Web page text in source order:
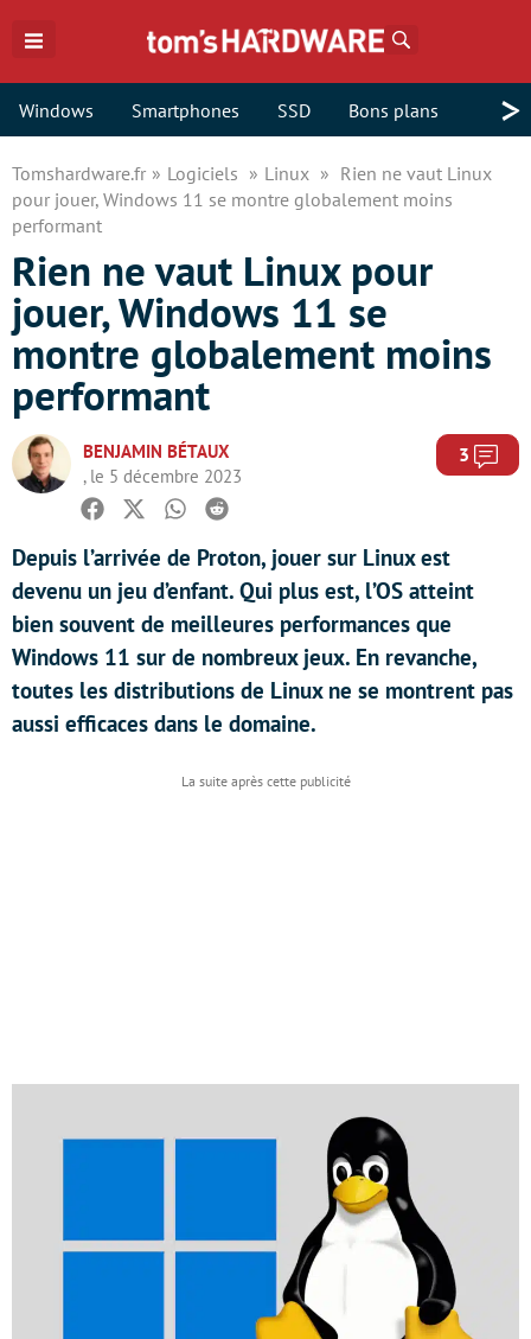
Windows Smartphones SSD Bons plans >
Tomshardware.fr Logiciels Linux
Rien ne vaut Linux
pour jouer, Windows 11 se montre globalement moins
performant
Rien ne vaut Linux pour
jouer, Windows 11 se
montre globalement moins
performant
BENJAMIN BÉTAUX
, le 5 décembre 2023
3
Facebook
TwitterWhatsapp
Reddit
Depuis l’arrivée de Proton, jouer sur Linux est
devenu un jeu d’enfant. Qui plus est, l’OS atteint
bien souvent de meilleures performances que
Windows 11 sur de nombreux jeux. En revanche,
toutes les distributions de Linux ne se montrent pas
aussi efficaces dans le domaine.